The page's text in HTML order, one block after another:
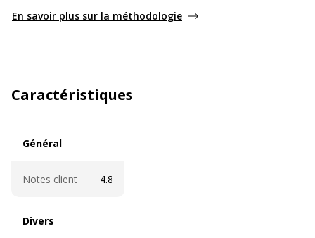
En savoir plus sur la méthodologie
Caractéristiques
Général
Notes client 4.8
Divers